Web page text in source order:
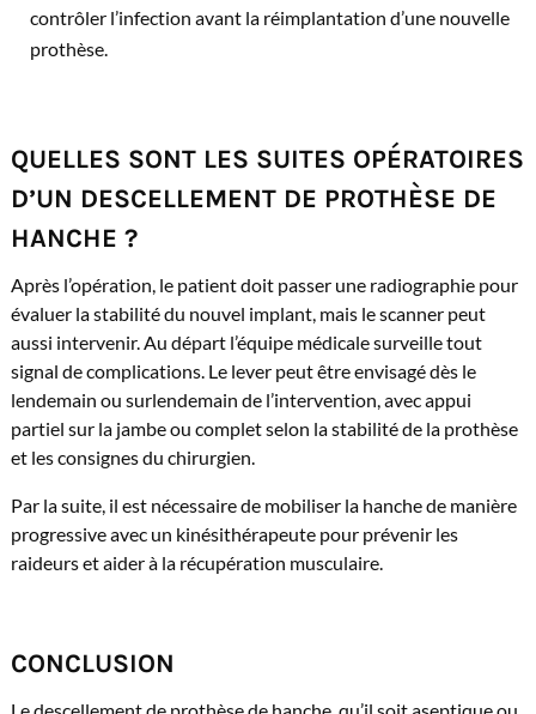
contrôler l’infection avant la réimplantation d’une nouvelle
prothèse.
QUELLES SONT LES SUITES OPÉRATOIRES
D’UN DESCELLEMENT DE PROTHÈSE DE
HANCHE ?
Après l’opération, le patient doit passer une radiographie pour
évaluer la stabilité du nouvel implant, mais le scanner peut
aussi intervenir. Au départ l’équipe médicale surveille tout
signal de complications. Le lever peut être envisagé dès le
lendemain ou surlendemain de l’intervention, avec appui
partiel sur la jambe ou complet selon la stabilité de la prothèse
et les consignes du chirurgien.
Par la suite, il est nécessaire de mobiliser la hanche de manière
progressive avec un kinésithérapeute pour prévenir les
raideurs et aider à la récupération musculaire.
CONCLUSION